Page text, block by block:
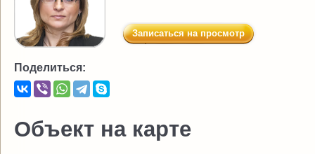
Записаться на просмотр
Поделиться:
Объект на карте